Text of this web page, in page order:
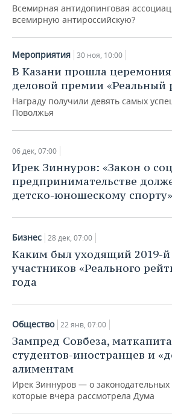
Всемирная антидопинговая
всемирную антироссийскую?
Мероприятия 30 ноя, 10:00
В Казани прошла
деловой премии «Реальный
Награду получили девять самых
Поволжья
06 дек, 07:00
Ирек Зиннуров: «Закон о
предпринимательстве
детско-юношескому спорту»
Бизнес 28 дек, 07:00
Каким был уходящий 2019-й
участников «Реального
года
Общество 22 янв, 07:00
Зампред Совбеза,
студентов-иностранцев и
алиментам
Ирек Зиннуров — о
которые вчера рассмотрела Дума